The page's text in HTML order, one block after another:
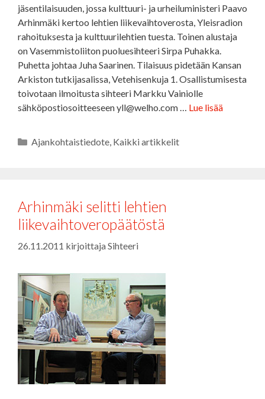
jäsentilaisuuden, jossa kulttuuri- ja urheiluministeri Paavo
Arhinmäki kertoo lehtien liikevaihtoverosta, Yleisradion
rahoituksesta ja kulttuurilehtien tuesta. Toinen alustaja
on Vasemmistoliiton puoluesihteeri Sirpa Puhakka.
Puhetta johtaa Juha Saarinen. Tilaisuus pidetään Kansan
Arkiston tutkijasalissa, Vetehisenkuja 1. Osallistumisesta
toivotaan ilmoitusta sihteeri Markku Vainiolle
sähköpostiosoitteeseen yll@welho.com … Lue lisää
Kategoriat
Ajankohtaistiedote, Kaikki artikkelit
Arhinmäki selitti lehtien
liikevaihtoveropäätöstä
26.11.2011 kirjoittajaSihteeri